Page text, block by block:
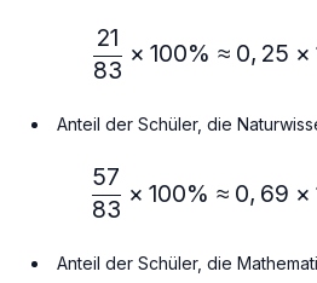
83
21
× 100% ≈ 0, 25 ×
Anteil der Schüler, die
83
57
× 100% ≈ 0, 69 ×
Anteil der Schüler, die